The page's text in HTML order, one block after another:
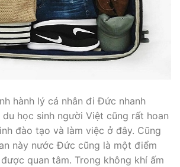
hành lý cá nhân đi Đức nhanh
học sinh người Việt cũng rất hoan
đào tạo và làm việc ở đây. Cũng
này nước Đức cũng là một điểm
quan tâm. Trong không khí ấm